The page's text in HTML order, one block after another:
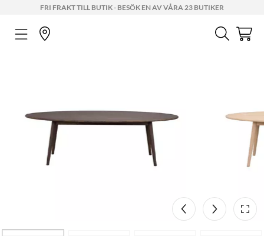
FRI FRAKT TILL BUTIK - BESÖK EN AV VÅRA 23 BUTIKER